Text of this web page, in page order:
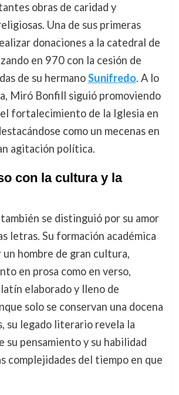
obras de caridad y
Una de sus primeras
donaciones a la catedral de
en 970 con la cesión de
de su hermanoSunifredo. A lo
Miró Bonfill siguió promoviendo
el fortalecimiento de la Iglesia en
como un mecenas en
agitación política.
con la cultura y la
se distinguió por su amor
letras. Su formación académica
hombre de gran cultura,
en prosa como en verso,
elaborado y lleno de
solo se conservan una docena
su legado literario revela la
su pensamiento y su habilidad
complejidades del tiempo en que